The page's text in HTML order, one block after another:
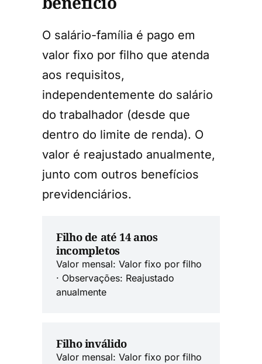
O salário-família é pago em
valor fixo por filho que atenda
aos requisitos,
independentemente do salário
do trabalhador (desde que
dentro do limite de renda). O
valor é reajustado anualmente,
junto com outros benefícios
previdenciários.
Filho de até 14 anos
incompletos
Valor mensal: Valor fixo por filho
· Observações: Reajustado
anualmente
Filho inválido
Valor mensal: Valor fixo por filho